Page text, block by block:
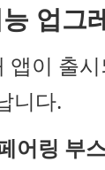
업그
앱이 출
니다.
어링 부